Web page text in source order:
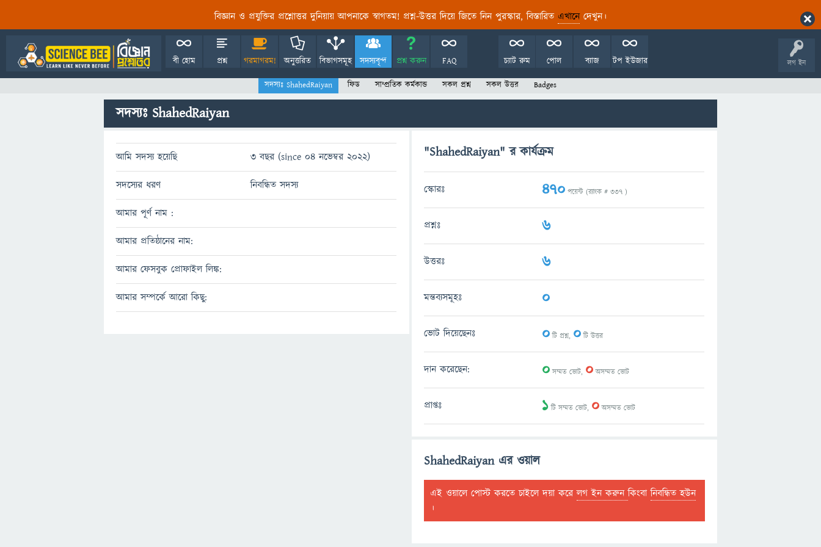
বিজ্ঞান ও প্রযুক্তির প্রশ্নোত্তর দুনিয়ায় আপনাকে স্বাগতম! প্রশ্ন-উত্তর দিয়ে জিতে নিন পুরস্কার, বিস্তারিত এখানেদেখুন।
লগ ইন
বী হোম প্রশ্ন গরমাগরম! অনুত্তরিত বিভাগসমূহ সদস্যবৃন্দ প্রশ্ন করুন FAQ টপ ইউজার
ব্যাজ
পোল
চ্যাট রুম
সদস্যঃ ShahedRaiyan ফিড সাম্প্রতিক কর্মকান্ড সকল প্রশ্ন সকল উত্তর Badges
সদস্যঃ ShahedRaiyan
আমি সদস্য হয়েছি 3 বছর (since 04 নভেম্বর 2022)
সদস্যের ধরণ নিবন্ধিত সদস্য
আমার পূর্ণ নাম :
আমার প্রতিষ্ঠানের নাম:
আমার ফেসবুক প্রোফাইল লিঙ্ক:
আমার সম্পর্কে আরো কিছু:
"ShahedRaiyan" র কার্যক্রম
স্কোরঃ 470 পয়েন্ট (র‌্যাংক #337 )
প্রশ্নঃ 6
উত্তরঃ 6
মন্তব্যসমূহঃ 0
ভোট দিয়েছেনঃ 0টি প্রশ্ন, 0টি উত্তর
দান করেছেন: 0সম্মত ভোট, 0অসম্মত ভোট
প্রাপ্তঃ 1টি সম্মত ভোট, 0অসম্মত ভোট
ShahedRaiyan এর ওয়াল
এই ওয়ালে পোস্ট করতে চাইলে দয়া করেলগ ইন করুনকিংবানিবন্ধিত হউন
।